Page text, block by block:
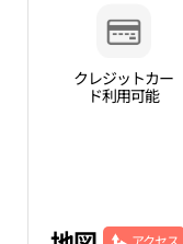
クレジットカー
ド利用可能
アクセス